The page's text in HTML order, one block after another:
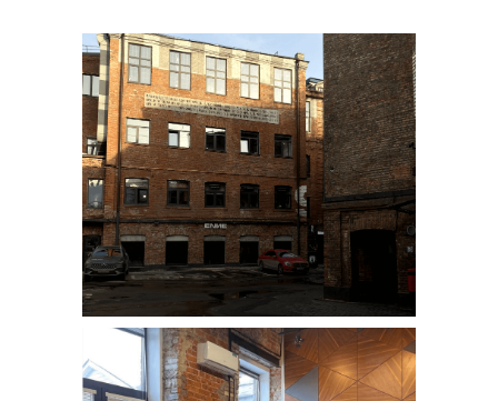
ПРОЕКТЫ
КОМАНДА
НОВОСТИ
ПУБЛИКАЦИИ
КОНТАКТЫ
Правовая и дополнительная информация